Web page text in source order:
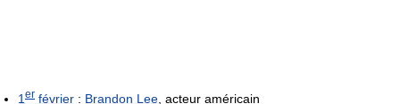
1 er février : Brandon Lee , acteur américain